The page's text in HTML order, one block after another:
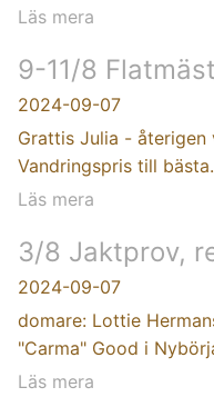
Läs mera
9-11/8
2024-09-07
Grattis Julia - återigen
Vandringspris till
Läs mera
3/8 Jaktprov,
2024-09-07
domare: Lottie
"Carma" Good i
Läs mera